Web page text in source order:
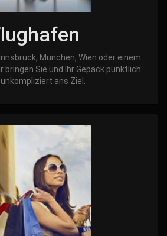
München, Wien oder einem
bringen Sie und Ihr Gepäck pünktlich
ans Ziel.